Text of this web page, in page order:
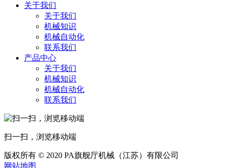
关于我们
关于我们
机械知识
机械自动化
联系我们
产品中心
关于我们
机械知识
机械自动化
联系我们
扫一扫，浏览移动端
版权所有 © 2020 PA旗舰厅机械（江苏）有限公司
网站地图